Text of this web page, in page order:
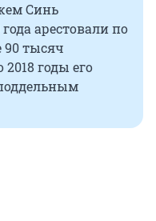
Синь
арестовали по
90 тысяч
2018 годы его